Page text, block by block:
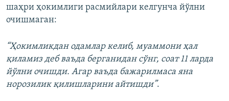
шаҳри ҳокимлиги расмийлари келгунча йўлни
очишмаган:
“Ҳокимликдан одамлар келиб, муаммони ҳал
қиламиз деб ваъда берганидан сўнг, соат 11 ларда
йўлни очишди. Агар ваъда бажарилмаса яна
норозилик қилишларини айтишди”.